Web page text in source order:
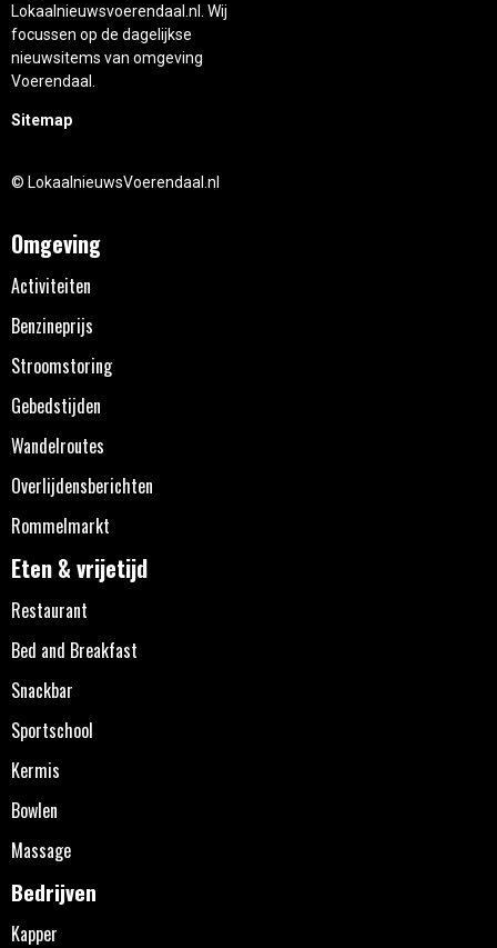
Lokaalnieuwsvoerendaal.nl. Wij
focussen op de dagelijkse
nieuwsitems van omgeving
Voerendaal.
Sitemap
© LokaalnieuwsVoerendaal.nl
Omgeving
Activiteiten
Benzineprijs
Stroomstoring
Gebedstijden
Wandelroutes
Overlijdensberichten
Rommelmarkt
Eten & vrijetijd
Restaurant
Bed and Breakfast
Snackbar
Sportschool
Kermis
Bowlen
Massage
Bedrijven
Kapper